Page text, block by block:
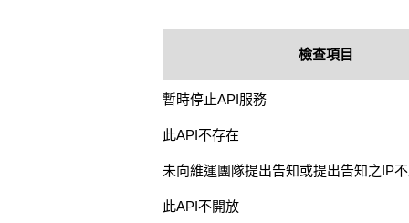
檢查項目
暫時停止API服務
此API不存在
未向維運團隊提出告知或提出告知之IP
此API不開放